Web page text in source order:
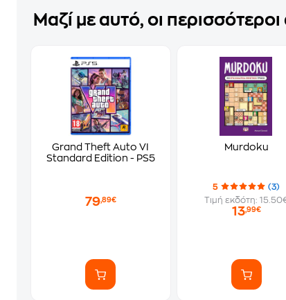
Μαζί με αυτό, οι
Grand Theft Auto VI
Standard Edition - PS5
79,89€
Murdoku
5
(3)
Τιμή εκδότη:
13,99€